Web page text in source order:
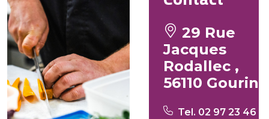
29 Rue
Jacques
Rodallec ,
56110 Gourin
Tel. 02 97 23 46